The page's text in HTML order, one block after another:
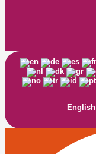
English